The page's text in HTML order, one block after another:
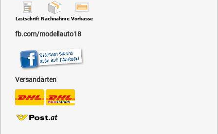
fb.com/modellauto18
Versandarten